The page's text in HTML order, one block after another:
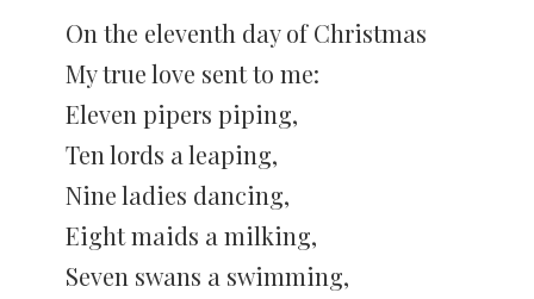
On the eleventh day of Christmas
My true love sent to me:
Eleven pipers piping,
Ten lords a leaping,
Nine ladies dancing,
Eight maids a milking,
Seven swans a swimming,